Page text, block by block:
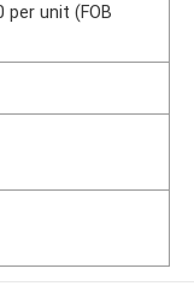
per unit (FOB